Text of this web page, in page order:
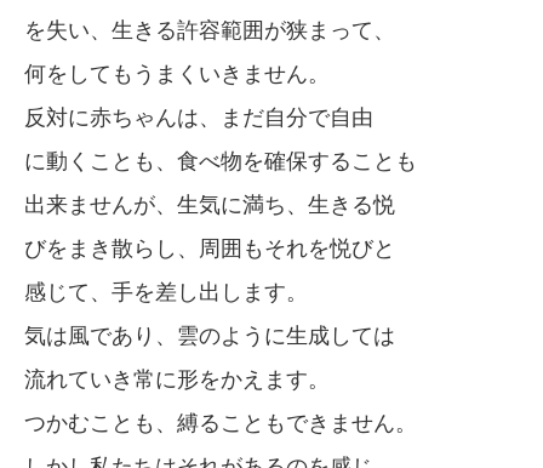
を失い、生きる許容範囲が狭まって、
何をしてもうまくいきません。
反対に赤ちゃんは、まだ自分で自由
に動くことも、食べ物を確保することも
出来ませんが、生気に満ち、生きる悦
びをまき散らし、周囲もそれを悦びと
感じて、手を差し出します。
気は風であり、雲のように生成しては
流れていき常に形をかえます。
つかむことも、縛ることもできません。